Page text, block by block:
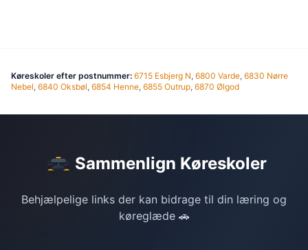
Køreskoler efter postnummer: 6715 Esbjerg N, 6800 Varde, 6830 Nørre
Nebel, 6840 Oksbøl, 6854 Henne, 6855 Outrup, 6870 Ølgod
Sammenlign Køreskoler
Behjælpelige links der kan bidrage til din læring og
køreglæde 🚗